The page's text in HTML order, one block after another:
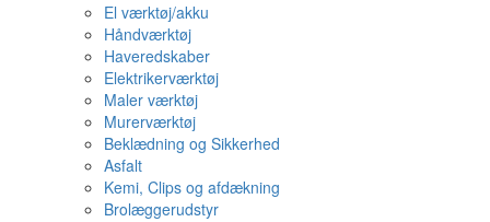
El værktøj/akku
Håndværktøj
Haveredskaber
Elektrikerværktøj
Maler værktøj
Murerværktøj
Beklædning og Sikkerhed
Asfalt
Kemi, Clips og afdækning
Brolæggerudstyr